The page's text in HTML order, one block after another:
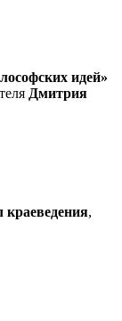
идей»
Дмитрия
краеведения,